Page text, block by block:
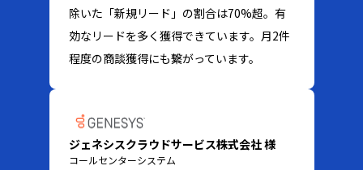
除いた「新規リード」の割合は70%超。有
効なリードを多く獲得できています。月2件
程度の商談獲得にも繋がっています。
ジェネシスクラウドサービス株式会社 様
コールセンターシステム